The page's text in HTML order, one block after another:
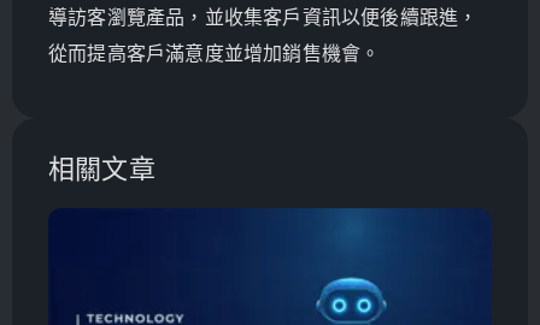
導訪客瀏覽產品，並收集客戶資訊以便後續跟進，
從而提高客戶滿意度並增加銷售機會。
相關文章